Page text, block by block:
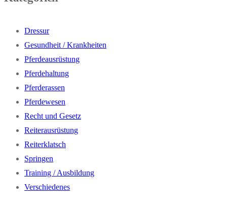
Dressur
Gesundheit / Krankheiten
Pferdeausrüstung
Pferdehaltung
Pferderassen
Pferdewesen
Recht und Gesetz
Reiterausrüstung
Reiterklatsch
Springen
Training / Ausbildung
Verschiedenes